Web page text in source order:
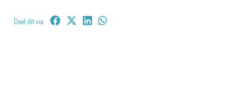
Deel dit via: